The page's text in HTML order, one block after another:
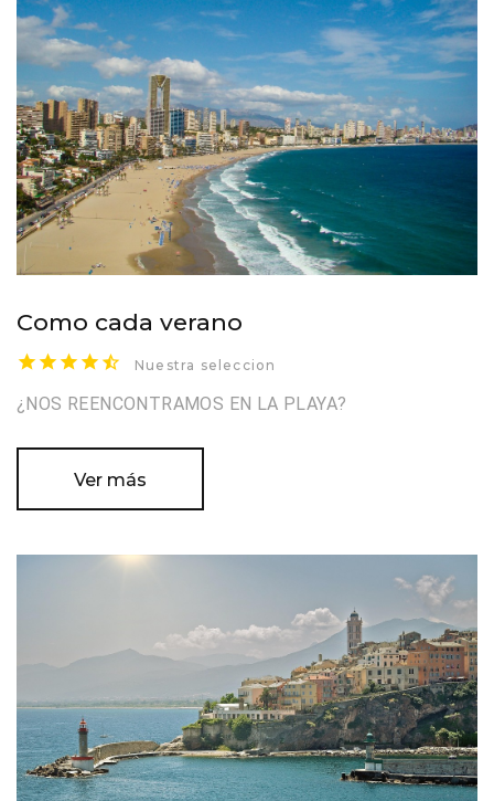
Como cada verano
Nuestra seleccion
¿NOS REENCONTRAMOS EN LA PLAYA?
Ver más